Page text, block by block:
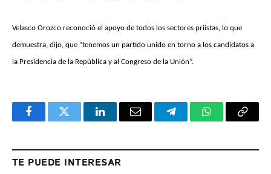
Velasco Orozco reconoció el apoyo de todos los sectores priistas, lo que
demuestra, dijo, que “tenemos un partido unido en torno a los candidatos a
la Presidencia de la República y al Congreso de la Unión”.
FacebookTwitter LinkedInEmail TelegramWhatsApp
Copy
TE PUEDE INTERESAR